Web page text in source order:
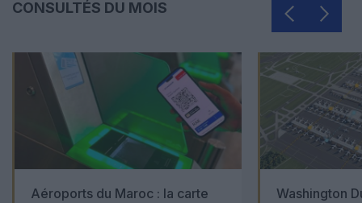
CONSULTÉS DU MOIS
Aéroports du Maroc : la carte
Washington